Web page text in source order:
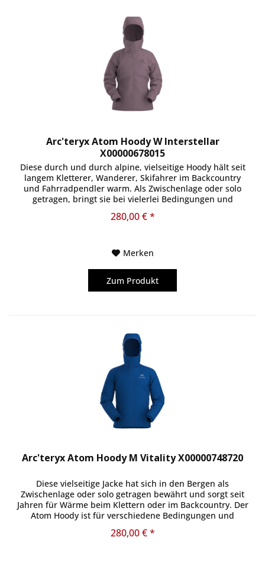
Arc'teryx Atom Hoody W Interstellar
X00000678015
Diese durch und durch alpine, vielseitige Hoody hält seit
langem Kletterer, Wanderer, Skifahrer im Backcountry
und Fahrradpendler warm. Als Zwischenlage oder solo
getragen, bringt sie bei vielerlei Bedingungen und
280,00 € *
Merken
Zum Produkt
Arc'teryx Atom Hoody M Vitality X00000748720
Diese vielseitige Jacke hat sich in den Bergen als
Zwischenlage oder solo getragen bewährt und sorgt seit
Jahren für Wärme beim Klettern oder im Backcountry. Der
Atom Hoody ist für verschiedene Bedingungen und
280,00 € *